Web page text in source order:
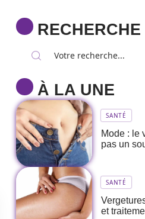
RECHERCHE
À LA UNE
SANTÉ
Mode : le
pas un
SANTÉ
et